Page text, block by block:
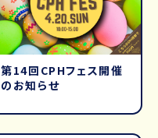
第14回CPHフェス開催
のお知らせ